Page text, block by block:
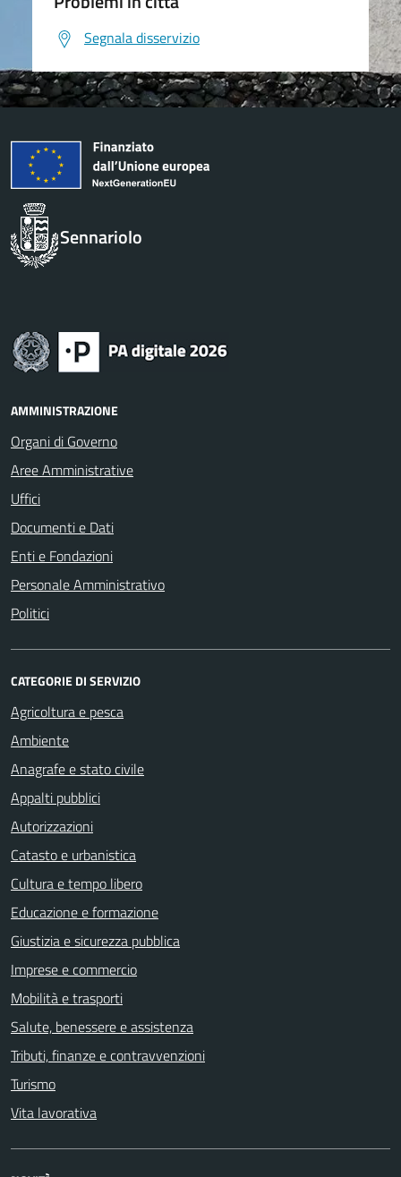
Segnala disservizio
Sennariolo
AMMINISTRAZIONE
Organi di Governo
Aree Amministrative
Uffici
Documenti e Dati
Enti e Fondazioni
Personale Amministrativo
Politici
CATEGORIE DI SERVIZIO
Agricoltura e pesca
Ambiente
Anagrafe e stato civile
Appalti pubblici
Autorizzazioni
Catasto e urbanistica
Cultura e tempo libero
Educazione e formazione
Giustizia e sicurezza pubblica
Imprese e commercio
Mobilità e trasporti
Salute, benessere e assistenza
Tributi, finanze e contravvenzioni
Turismo
Vita lavorativa